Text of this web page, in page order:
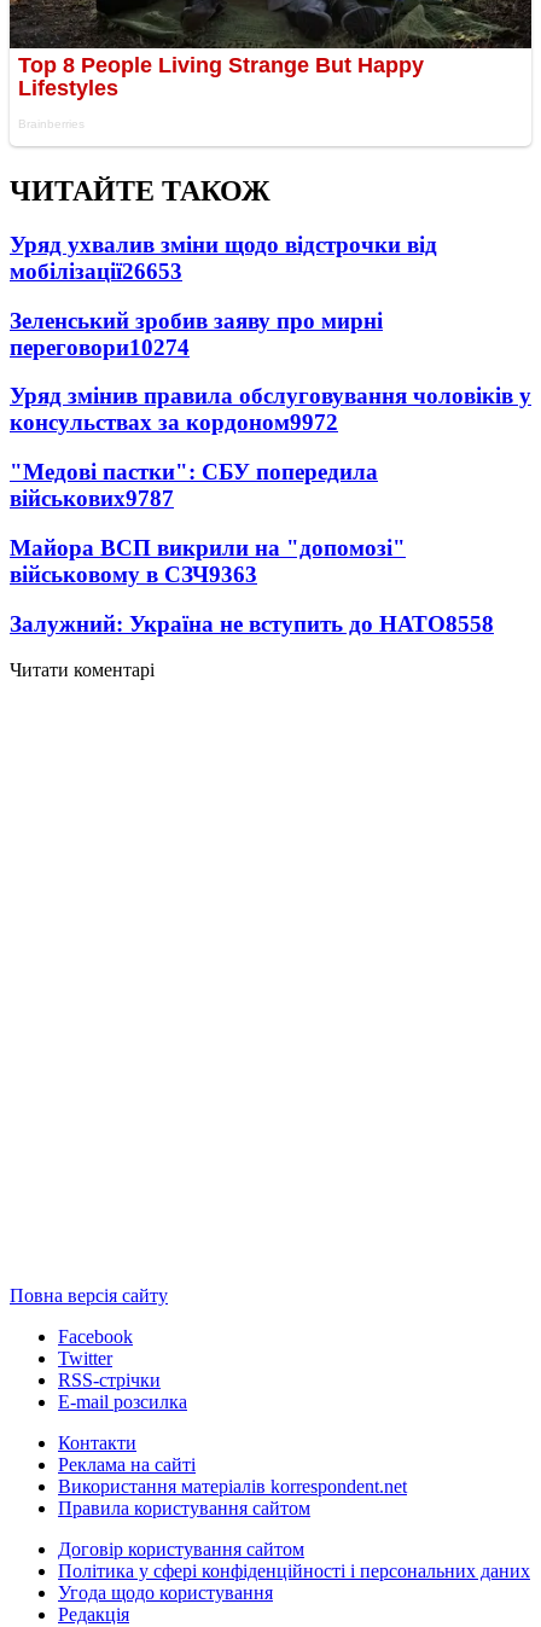
ЧИТАЙТЕ ТАКОЖ
Уряд ухвалив зміни щодо відстрочки від
мобілізації26653
Зеленський зробив заяву про мирні
переговори10274
Уряд змінив правила обслуговування чоловіків у
консульствах за кордоном9972
"Медові пастки": СБУ попередила
військових9787
Майора ВСП викрили на "допомозі"
військовому в СЗЧ9363
Залужний: Україна не вступить до НАТО8558
Читати коментарі
Повна версія сайту
Facebook
Twitter
RSS-стрічки
E-mail розсилка
Контакти
Реклама на сайті
Використання матеріалів korrespondent.net
Правила користування сайтом
Договір користування сайтом
Політика у сфері конфіденційності і персональних даних
Угода щодо користування
Редакція